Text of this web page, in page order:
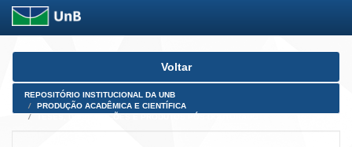
Skip
Voltar
REPOSITÓRIO INSTITUCIONAL DA UNB
PRODUÇÃO ACADÊMICA E CIENTÍFICA